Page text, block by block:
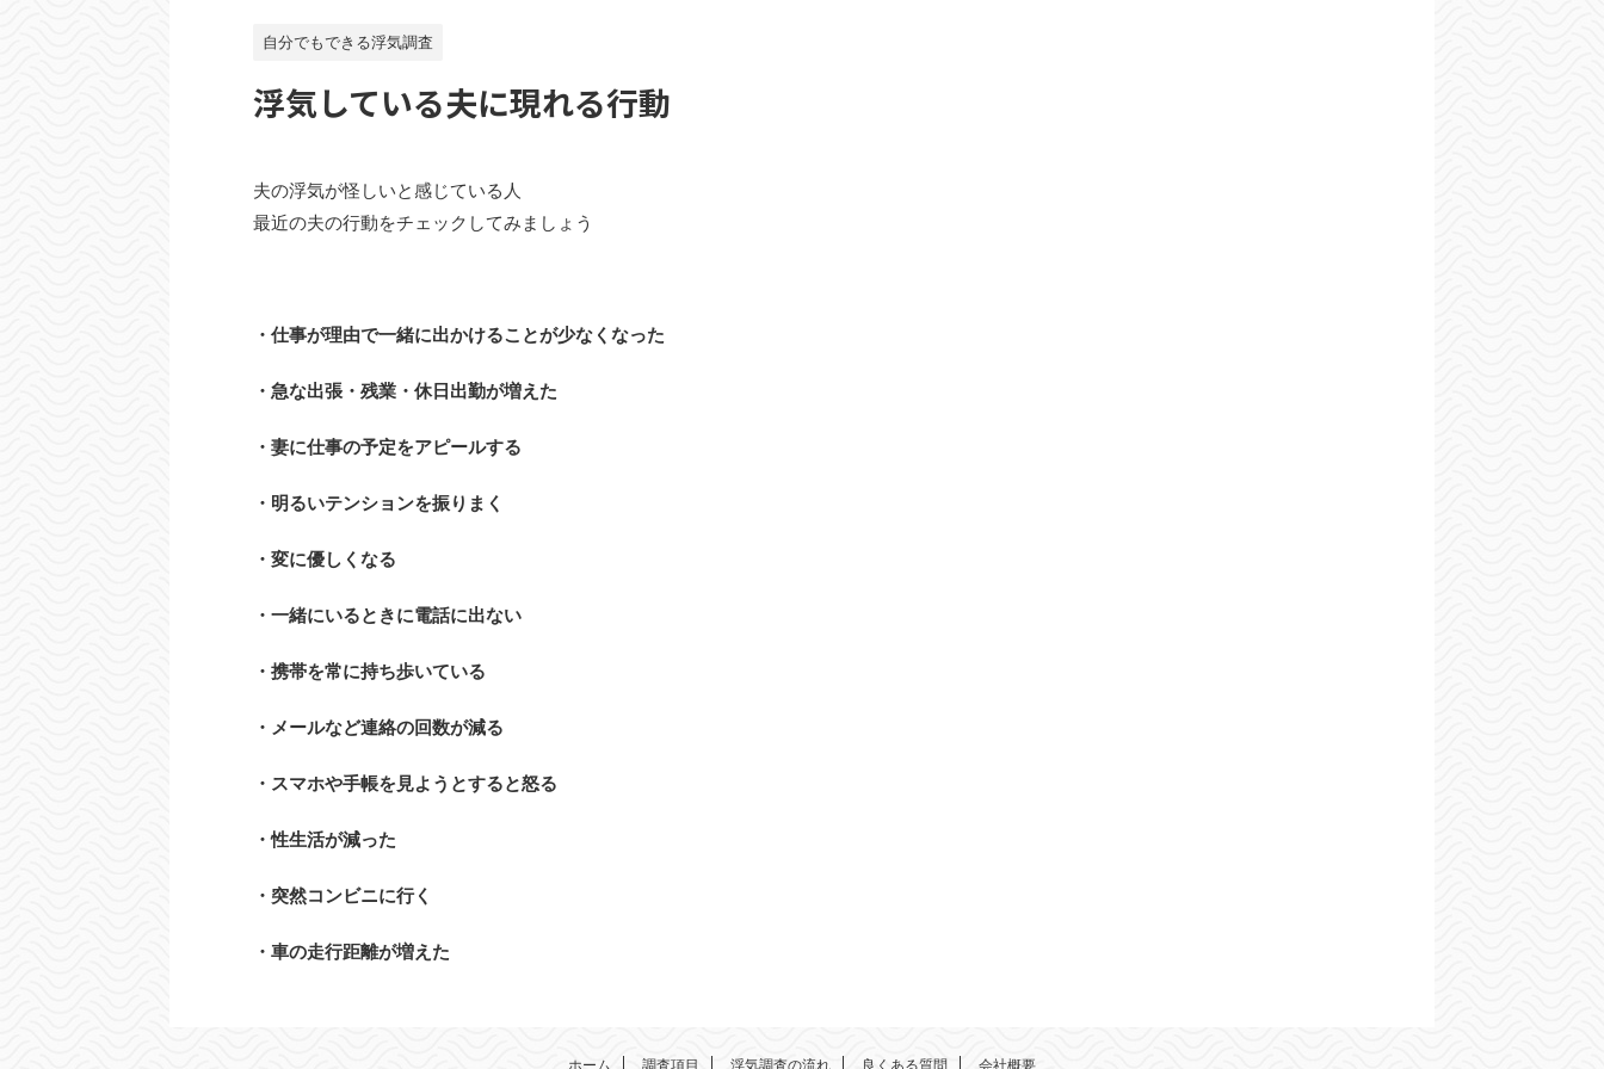
自分でもできる浮気調査
浮気している夫に現れる行動
夫の浮気が怪しいと感じている人
最近の夫の行動をチェックしてみましょう
・仕事が理由で一緒に出かけることが少なくなった
・急な出張・残業・休日出勤が増えた
・妻に仕事の予定をアピールする
・明るいテンションを振りまく
・変に優しくなる
・一緒にいるときに電話に出ない
・携帯を常に持ち歩いている
・メールなど連絡の回数が減る
・スマホや手帳を見ようとすると怒る
・性生活が減った
・突然コンビニに行く
・車の走行距離が増えた
ホーム 調査項目 浮気調査の流れ 良くある質問 会社概要